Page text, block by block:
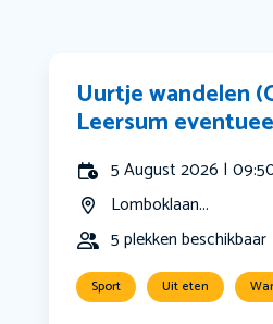
Uurtje wandelen
Leersum
5 August 2026 |
Lomboklaan...
5 plekken beschikbaar
Sport Uit eten